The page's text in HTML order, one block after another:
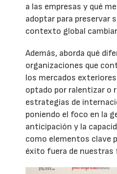
a las empresas y qué
adoptar para preservar
contexto global
Además, aborda qué
organizaciones que
los mercados
optado por ralentizar o
estrategias de
poniendo el foco en la
anticipación y la
como elementos clave
éxito fuera de